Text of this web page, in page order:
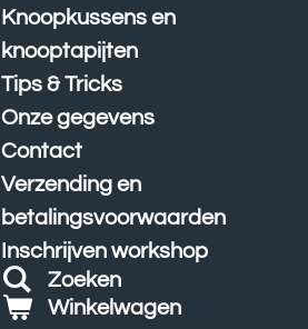
Knoopkussens en
knooptapijten
Tips & Tricks
Onze gegevens
Contact
Verzending en
betalingsvoorwaarden
Inschrijven workshop
Zoeken
Winkelwagen